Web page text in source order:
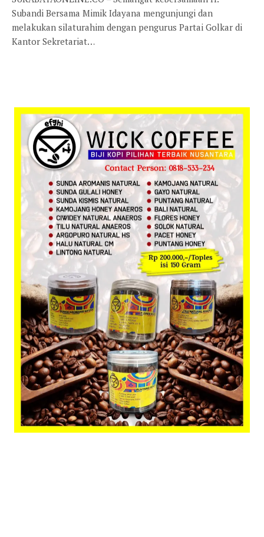
Subandi Bersama Mimik Idayana mengunjungi dan
melakukan silaturahim dengan pengurus Partai Golkar di
Kantor Sekretariat…